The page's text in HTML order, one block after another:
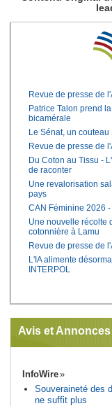
Revue de presse de
Patrice Talon prend
bicamérale
Le Sénat, un couteau
Revue de presse de
Du Coton au Tissu -
de raconter
Une revalorisation
pays
CAN Féminine 2026
Une nouvelle récolte
cotonnière à Lamu
Revue de presse de
L'IA alimente
INTERPOL
Avis et Annonces
InfoWire
Souveraineté des
ne suffit plus